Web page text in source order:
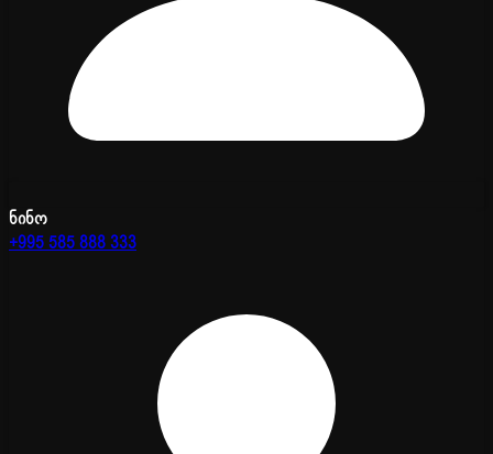
ნინო
+995 585 888 333